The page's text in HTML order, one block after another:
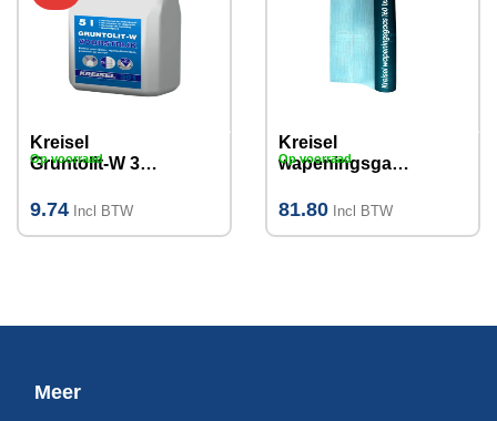
Kreisel
Gruntolit-W 301
9.74 Incl BTW
Op voorraad
Kreisel
wapeningsgaa
81.80 Incl BTW
Op voorraad
Meer